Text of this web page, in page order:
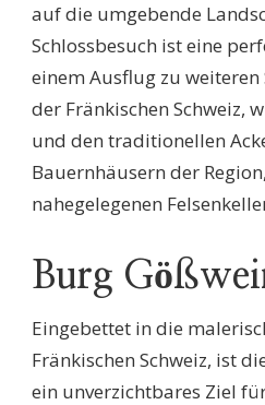
auf die umgebende
Schlossbesuch ist eine
einem Ausflug zu
der Fränkischen Schweiz,
und den traditionellen
Bauernhäusern der
nahegelegenen
Burg
Eingebettet in die
Fränkischen Schweiz, ist
ein unverzichtbares Ziel